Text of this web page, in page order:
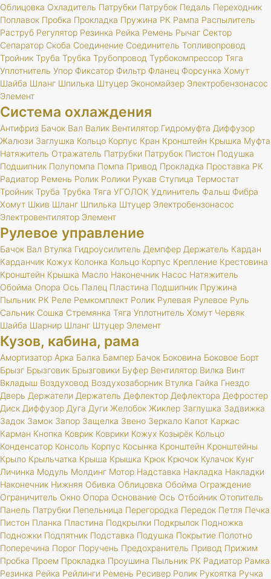
Облицовка Охладитель Патрубки Патрубок Педаль Переходник
Поплавок Пробка Прокладка Пружина РК Рампа Распылитель
Раструб Регулятор Резинка Рейка Ремень Рычаг Сектор
Сепаратор Скоба Соединение Соединитель Топливопровод
Тройник Труба Трубка Трубопровод Турбокомпрессор Тяга
Уплотнитель Упор Фиксатор Фильтр Фланец Форсунка Хомут
Шайба Шланг Шпилька Штуцер Экономайзер Электробензонасос
Элемент
Система охлаждения
Антифриз Бачок Вал Валик Вентилятор Гидромуфта Диффузор
Жалюзи Заглушка Кольцо Корпус Кран Кронштейн Крышка Муфта
Натяжитель Отражатель Патрубки Патрубок Пистон Подушка
Подшипник Полупомпа Помпа Привод Прокладка Проставка РК
Радиатор Ремень Ролик Ролики Рукав Ступица Термостат
Тройник Труба Трубка Тяга УГОЛОК Удлинитель Фальш Фибра
Хомут Шкив Шланг Шпилька Штуцер Электробензонасос
Электровентилятор Элемент
Рулевое управление
Бачок Вал Втулка Гидроусилитель Демпфер Держатель Кардан
Карданчик Кожух Колонка Кольцо Корпус Крепление Крестовина
Кронштейн Крышка Масло Наконечник Насос Натяжитель
Обойма Опора Ось Палец Пластина Подшипник Пружина
Пыльник РК Реле Ремкомплект Ролик Рулевая Рулевое Руль
Сальник Сошка Стремянка Тяга Уплотнитель Хомут Червяк
Шайба Шарнир Шланг Штуцер Элемент
Кузов, кабина, рама
Амортизатор Арка Балка Бампер Бачок Боковина Боковое Борт
Брызг Брызговик Брызговики Буфер Вентилятор Вилка Винт
Вкладыш Воздуховод Воздухозаборник Втулка Гайка Гнездо
Дверь Держатели Держатель Дефлектор Дефлектора Дефростер
Диск Диффузор Дуга Дуги Желобок Жиклер Заглушка Задвижка
Задок Замок Запор Защелка Звено Зеркало Капот Каркас
Карман Кнопка Коврик Коврики Кожух Козырёк Кольцо
Конденсатор Консоль Корпус Косынка Кронштейн Кронштейны
Крыло Крыльчатка Крыша Крышка Крюк Крючок Кулачок Кунг
Личинка Модуль Молдинг Мотор Надставка Накладка Накладки
Наконечник Нижняя Обивка Облицовка Обойма Ограждение
Ограничитель Окно Опора Основание Ось Отбойник Отопитель
Панель Патрубки Пепельница Перегородка Передок Петля Печка
Пистон Планка Пластина Подкрылки Подкрылок Подножка
Подножки Подпятник Подставка Подушка Покрытие Полотно
Поперечина Порог Поручень Предохранитель Привод Прижим
Пробка Проем Прокладка Проушина Пыльник РК Радиатор Рамка
Резинка Рейка Рейлинги Ремень Ресивер Ролик Рукоятка Ручка